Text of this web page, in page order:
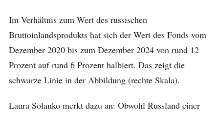
Im Verhältnis zum Wert des russischen
Bruttoinlandsprodukts hat sich der Wert des Fonds vom
Dezember 2020 bis zum Dezember 2024 von rund 12
Prozent auf rund 6 Prozent halbiert. Das zeigt die
schwarze Linie in der Abbildung (rechte Skala).
Laura Solanko merkt dazu an: Obwohl Russland einer